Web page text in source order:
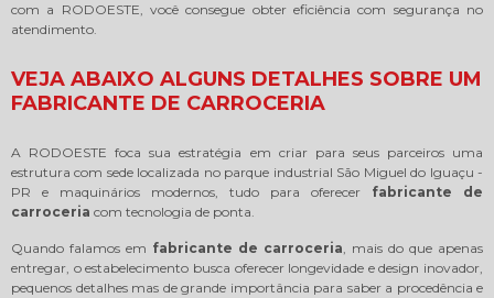
com a RODOESTE, você consegue obter eficiência com segurança no
atendimento.
VEJA ABAIXO ALGUNS DETALHES SOBRE UM
FABRICANTE DE CARROCERIA
A RODOESTE foca sua estratégia em criar para seus parceiros uma
estrutura com sede localizada no parque industrial São Miguel do Iguaçu -
PR e maquinários modernos, tudo para oferecer fabricante de
carroceria com tecnologia de ponta.
Quando falamos em fabricante de carroceria, mais do que apenas
entregar, o estabelecimento busca oferecer longevidade e design inovador,
pequenos detalhes mas de grande importância para saber a procedência e